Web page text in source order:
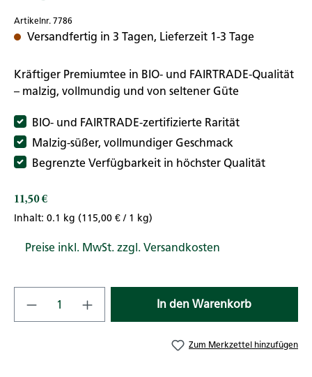
Artikelnr. 7786
Versandfertig in 3 Tagen, Lieferzeit 1-3 Tage
Kräftiger Premiumtee in BIO- und FAIRTRADE-Qualität
– malzig, vollmundig und von seltener Güte
BIO- und FAIRTRADE-zertifizierte Rarität
Malzig-süßer, vollmundiger Geschmack
Begrenzte Verfügbarkeit in höchster Qualität
Regulärer Preis:
11,50 €
Inhalt: 0.1 kg (115,00 € / 1 kg)
Preise inkl. MwSt. zzgl. Versandkosten
Produkt Anzahl: Gib den gewünschten
In den Warenkorb
Zum Merkzettel hinzufügen